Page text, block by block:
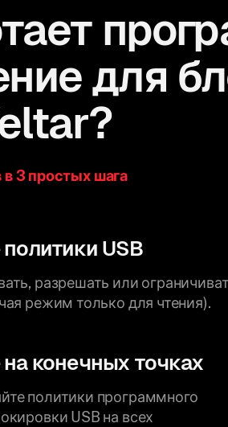
для
в 3 простых шага
USB
разрешать или
режим только для чтения).
конечных точках
политики программного
USB на всех